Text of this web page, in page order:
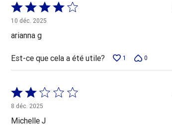
Coté
4 sur
10 déc. 2025
arianna g
Est-ce que cela a été utile? 1 0
Coté
2 sur
5
8 déc. 2025
Michelle J